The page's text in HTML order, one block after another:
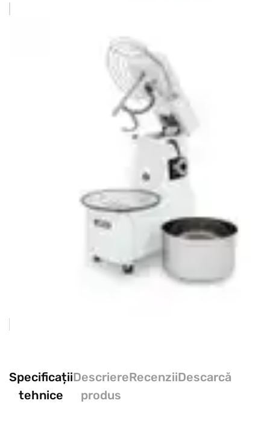
Specificații
tehnice
Descriere
produs
RecenziiDescarcă